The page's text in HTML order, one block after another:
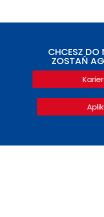
CHCESZ DO
ZOSTAŃ